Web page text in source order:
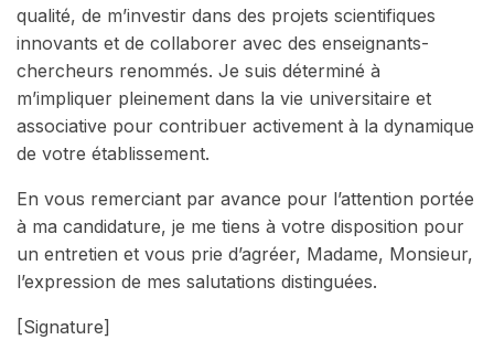
qualité, de m’investir dans des projets scientifiques
innovants et de collaborer avec des enseignants-
chercheurs renommés. Je suis déterminé à
m’impliquer pleinement dans la vie universitaire et
associative pour contribuer activement à la dynamique
de votre établissement.
En vous remerciant par avance pour l’attention portée
à ma candidature, je me tiens à votre disposition pour
un entretien et vous prie d’agréer, Madame, Monsieur,
l’expression de mes salutations distinguées.
[Signature]